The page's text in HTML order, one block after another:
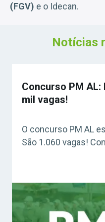
(FGV) e o Idecan.
Notícias
Concurso PM AL:
mil vagas!
O concurso PM AL
São 1.060 vagas!